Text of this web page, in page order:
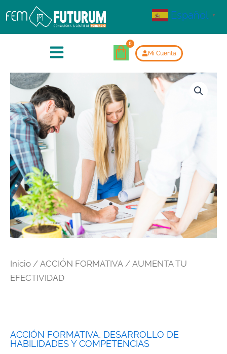
Mi Cuenta
Inicio / ACCIÓN FORMATIVA / AUMENTA TU
EFECTIVIDAD
ACCIÓN FORMATIVA, DESARROLLO DE
HABILIDADES Y COMPETENCIAS
Español ▼